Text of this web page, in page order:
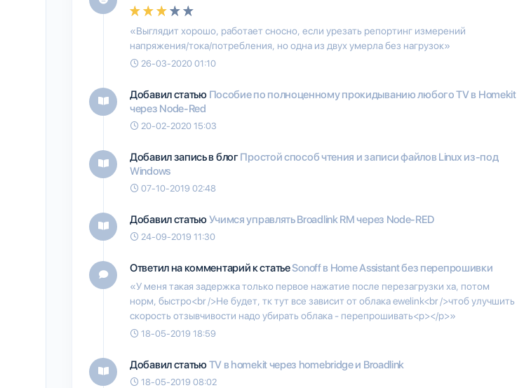
«Выглядит хорошо, работает сносно, если урезать репортинг измерений
напряжения/тока/потребления, но одна из двух умерла без нагрузок»
26-03-2020 01:10
Добавил статью Пособие по полноценному прокидыванию любого TV в Homekit
через Node-Red
20-02-2020 15:03
Добавил запись в блогПростой способ чтения и записи файлов Linux из-под
Windows
07-10-2019 02:48
Добавил статьюУчимся управлять Broadlink RM через Node-RED
24-09-2019 11:30
Ответил на комментарий к статьеSonoff в Home Assistant без перепрошивки
«У меня такая задержка только первое нажатие после перезагрузки ха, потом
норм, быстро<br />Не будет, тк тут все зависит от облака ewelink<br />чтоб улучшить
скорость отзывчивости надо убирать облака - перепрошивать<p></p>»
18-05-2019 18:59
Добавил статьюTV в homekit через homebridge и Broadlink
18-05-2019 08:02